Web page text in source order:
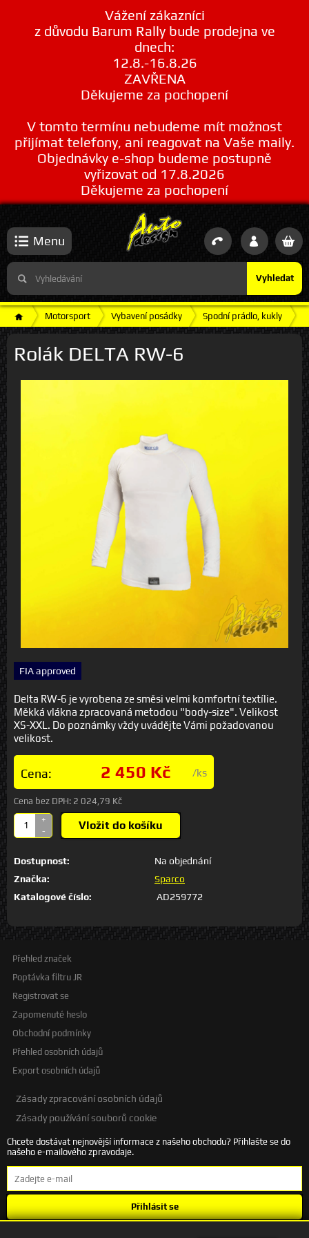
Vážení zákazníci
z důvodu Barum Rally bude prodejna ve
dnech:
12.8.-16.8.26
ZAVŘENA
Děkujeme za pochopení
V tomto termínu nebudeme mít možnost
přijímat telefony, ani reagovat na Vaše maily.
Objednávky e-shop budeme postupně
vyřizovat od 17.8.2026
Děkujeme za pochopení
Vyhledat
Menu
Motorsport Vybavení posádky Spodní prádlo, kukly
Rolák DELTA RW-6
FIA approved
Delta RW-6 je vyrobena ze směsi velmi komfortní textílie.
Měkká vlákna zpracovaná metodou "body-size". Velikost
XS-XXL. Do poznámky vždy uvádějte Vámi požadovanou
velikost.
Cena: 2 450 Kč /ks
Cena bez DPH: 2 024,79 Kč
+
-
Vložit do košíku
Dostupnost:
Na objednání
Značka:
Sparco
Katalogové číslo:
AD259772
Přehled značek
Poptávka filtru JR
Registrovat se
Zapomenuté heslo
Obchodní podmínky
Přehled osobních údajů
Export osobních údajů
Zásady zpracování osobních údajů
Zásady používání souborů cookie
Chcete dostávat nejnovější informace z našeho obchodu? Přihlašte se do
našeho e-mailového zpravodaje.
Přihlásit se